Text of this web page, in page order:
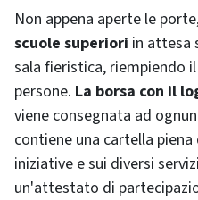
Non appena aperte le
scuole superiori in attesa
sala fieristica, riempiendo
persone. La borsa con il
viene consegnata ad
contiene una cartella
iniziative e sui diversi
un'attestato di